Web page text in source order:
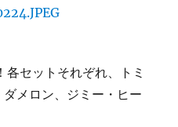
セットそれぞれ、トミ
メロン、ジミー・ヒー